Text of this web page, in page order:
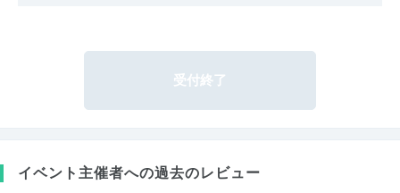
受付終了
イベント主催者への過去のレビュー